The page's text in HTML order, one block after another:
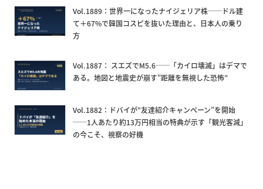
Vol.1889：世界一になったナイジェリア株──ドル建
て＋67%で韓国コスピを抜いた理由と、日本人の乗り
方
Vol.1887： スエズでM5.6──「カイロ壊滅」はデマで
ある。地図と地震史が崩す”距離を無視した恐怖”
Vol.1882：ドバイが“友達紹介キャンペーン”を開始
──1人あたり約13万円相当の特典が示す「観光客減」
の今こそ、視察の好機